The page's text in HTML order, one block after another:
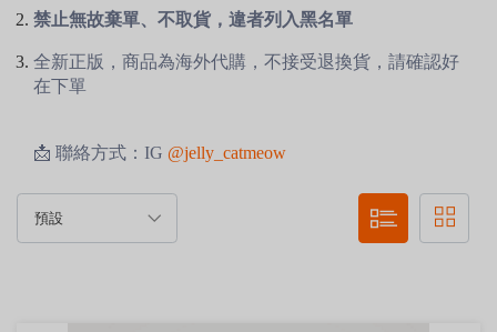
禁止無故棄單、不取貨，違者列入黑名單
全新正版，商品為海外代購，不接受退換貨，請確認好
在下單
📩 聯絡方式：IG @jelly_catmeow